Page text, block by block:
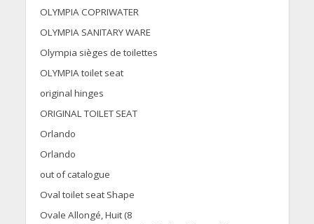
OLYMPIA COPRIWATER
OLYMPIA SANITARY WARE
Olympia sièges de toilettes
OLYMPIA toilet seat
original hinges
ORIGINAL TOILET SEAT
Orlando
Orlando
out of catalogue
Oval toilet seat Shape
Ovale Allongé, Huit (8